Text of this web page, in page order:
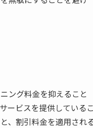
ング料金を抑えること
ービスを提供している
、割引料金を適用され